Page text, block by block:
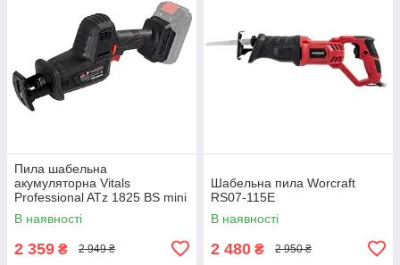
Пила шабельна
акумуляторна Vitals
Professional ATz 1825 BS mini
SmartLine+
В наявності
2 359 ₴ 2 949 ₴
Шабельна пила Worcraft
RS07-115E
В наявності
2 480 ₴ 2 950 ₴